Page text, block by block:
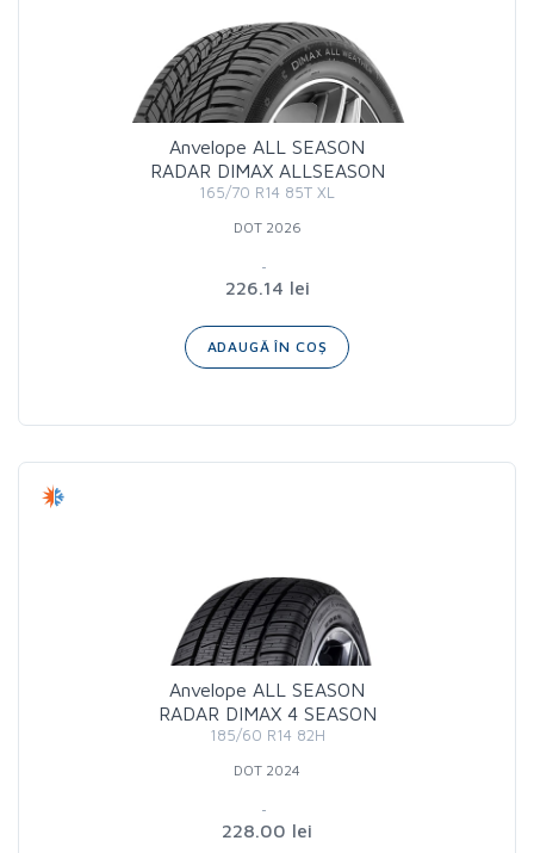
Anvelope ALL SEASON
RADAR DIMAX ALLSEASON
165/70 R14 85T XL
DOT 2026
226.14 lei
ADAUGĂ ÎN COȘ
Anvelope ALL SEASON
RADAR DIMAX 4 SEASON
185/60 R14 82H
DOT 2024
228.00 lei